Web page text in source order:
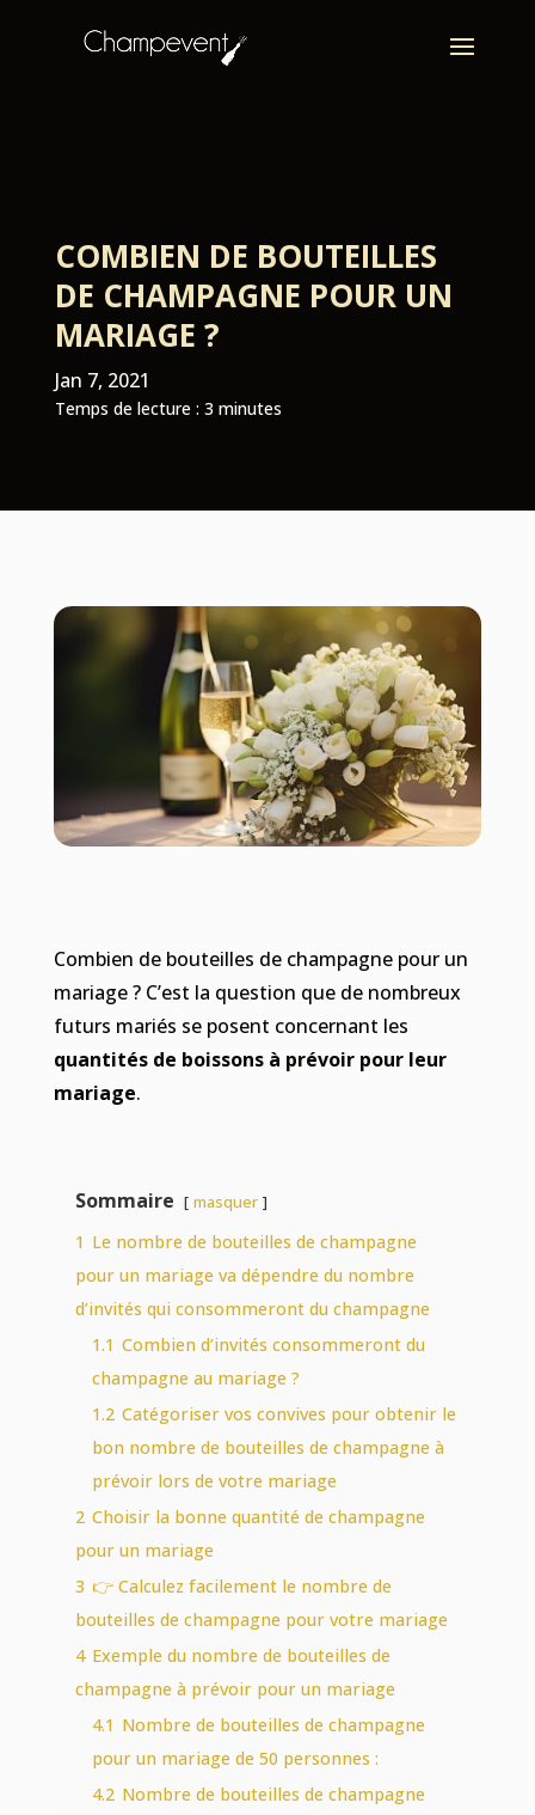
COMBIEN DE BOUTEILLES
DE CHAMPAGNE POUR UN
MARIAGE ?
Jan 7, 2021
Temps de lecture : 3 minutes
Combien de bouteilles de champagne pour un
mariage ? C’est la question que de nombreux
futurs mariés se posent concernant les
quantités de boissons à prévoir pour leur
mariage.
Sommaire masquer
1 Le nombre de bouteilles de champagne
pour un mariage va dépendre du nombre
d’invités qui consommeront du champagne
1.1 Combien d’invités consommeront du
champagne au mariage ?
1.2 Catégoriser vos convives pour obtenir le
bon nombre de bouteilles de champagne à
prévoir lors de votre mariage
2 Choisir la bonne quantité de champagne
pour un mariage
3 👉 Calculez facilement le nombre de
bouteilles de champagne pour votre mariage
4 Exemple du nombre de bouteilles de
champagne à prévoir pour un mariage
4.1 Nombre de bouteilles de champagne
pour un mariage de 50 personnes :
4.2 Nombre de bouteilles de champagne